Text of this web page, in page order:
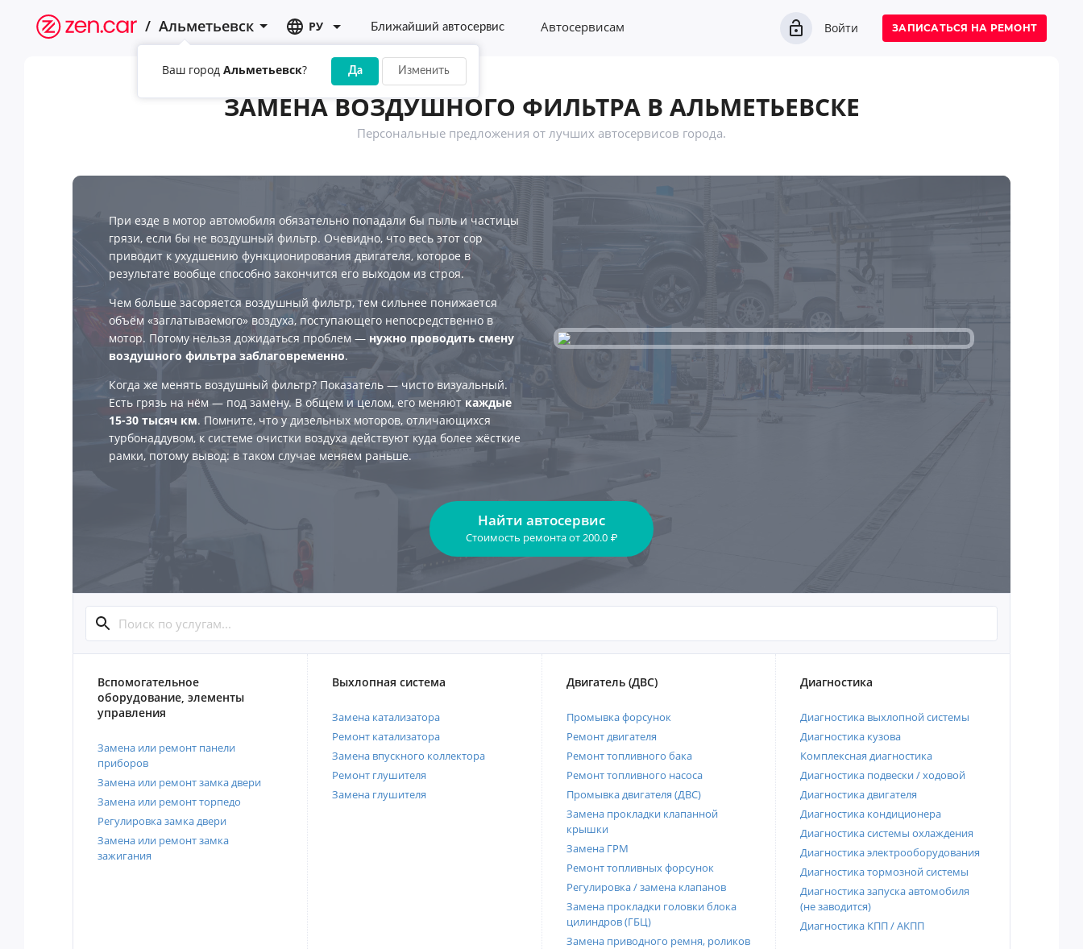
/ Альметьевск
Ваш город Альметьевск? Да Изменить
РУ Ближайший автосервис Автосервисам Войти ЗАПИСАТЬСЯ НА РЕМОНТ
ЗАМЕНА ВОЗДУШНОГО ФИЛЬТРА В АЛЬМЕТЬЕВСКЕ
Персональные предложения от лучших автосервисов города.
При езде в мотор автомобиля обязательно попадали бы пыль и частицы
грязи, если бы не воздушный фильтр. Очевидно, что весь этот сор
приводит к ухудшению функционирования двигателя, которое в
результате вообще способно закончится его выходом из строя.
Чем больше засоряется воздушный фильтр, тем сильнее понижается
объём «заглатываемого» воздуха, поступающего непосредственно в
мотор. Потому нельзя дожидаться проблем — нужно проводить смену
воздушного фильтра заблаговременно.
Когда же менять воздушный фильтр? Показатель — чисто визуальный.
Есть грязь на нём — под замену. В общем и целом, его меняют каждые
15-30 тысяч км. Помните, что у дизельных моторов, отличающихся
турбонаддувом, к системе очистки воздуха действуют куда более жёсткие
рамки, потому вывод: в таком случае меняем раньше.
Найти автосервис
Стоимость ремонтаот200.0 ₽
Вспомогательное
оборудование, элементы
управления
Замена или ремонт панели
приборов
Замена или ремонт замка двери
Замена или ремонт торпедо
Регулировка замка двери
Замена или ремонт замка
зажигания
Выхлопная система
Замена катализатора
Ремонт катализатора
Замена впускного коллектора
Ремонт глушителя
Замена глушителя
Двигатель (ДВС)
Промывка форсунок
Ремонт двигателя
Ремонт топливного бака
Ремонт топливного насоса
Промывка двигателя (ДВС)
Замена прокладки клапанной
крышки
Замена ГРМ
Ремонт топливных форсунок
Регулировка / замена клапанов
Замена прокладки головки блока
цилиндров (ГБЦ)
Замена приводного ремня, роликов
Диагностика
Диагностика выхлопной системы
Диагностика кузова
Комплексная диагностика
Диагностика подвески / ходовой
Диагностика двигателя
Диагностика кондиционера
Диагностика системы охлаждения
Диагностика электрооборудования
Диагностика тормозной системы
Диагностика запуска автомобиля
(не заводится)
Диагностика КПП / АКПП